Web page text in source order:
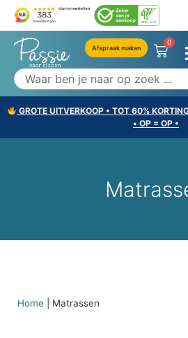
Afspraak maken
0
GROTE UITVERKOOP • TOT 60%
• OP = OP •
Home Matrassen